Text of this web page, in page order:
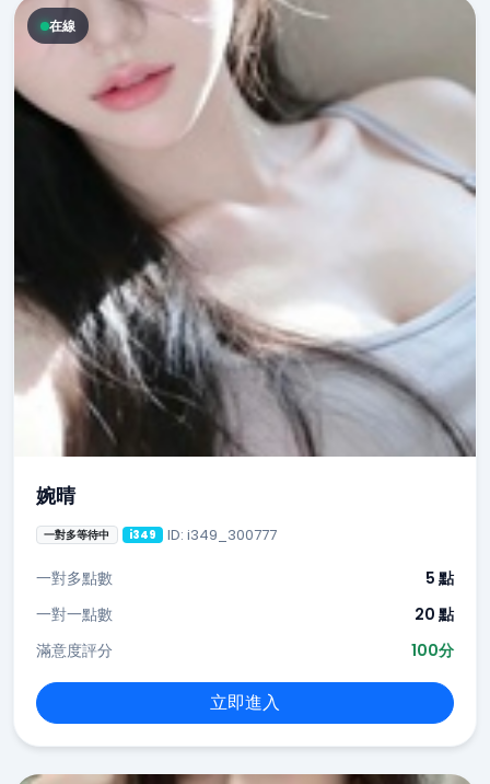
在線
婉晴
一對多等待中 i349 ID: i349_300777
一對多點數
5 點
一對一點數
20 點
滿意度評分
100分
立即進入